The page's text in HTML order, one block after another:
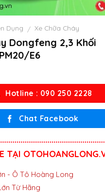
Dụng / Xe Chữa Cháy
Dongfeng 2,3 Khối
E6
Hotline : 090 250 2228
Chat Facebook
TẠI
- Ô Tô Hoàng Long
Từ Hãng